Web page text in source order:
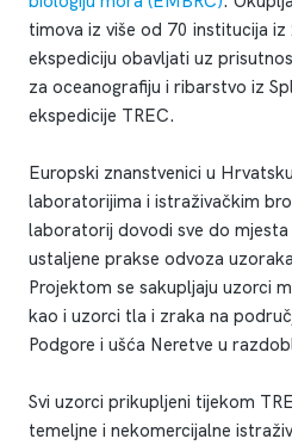
timova iz više od 70 institucija
ekspediciju obavljati uz
za oceanografiju i ribarstvo iz
ekspedicije TREC.
Europski znanstvenici u
laboratorijima i istraživačkim
laboratorij dovodi sve do
ustaljene prakse odvoza
Projektom se sakupljaju uzorci
kao i uzorci tla i zraka na
Podgore i ušća Neretve u
Svi uzorci prikupljeni tijekom
temeljne i nekomercijalne